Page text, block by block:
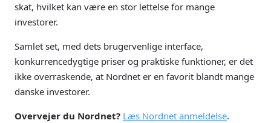
skat, hvilket kan være en stor lettelse for mange
investorer.
Samlet set, med dets brugervenlige interface,
konkurrencedygtige priser og praktiske funktioner, er det
ikke overraskende, at Nordnet er en favorit blandt mange
danske investorer.
Overvejer du Nordnet? Læs Nordnet anmeldelse.